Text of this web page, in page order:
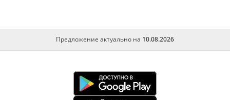
Предложение актуально на 10.08.2026